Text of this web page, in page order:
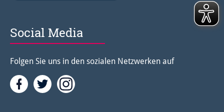
Social Media
Folgen Sie uns in den sozialen Netzwerken auf
FacebookTwitter<